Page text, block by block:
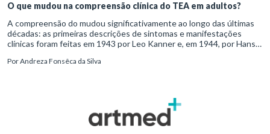
O que mudou na compreensão clínica do TEA em adultos?
A compreensão do mudou significativamente ao longo das últimas
décadas: as primeiras descrições de sintomas e manifestações
clínicas foram feitas em 1943 por Leo Kanner e, em 1944, por Hans
PorAndreza Fonsêca da Silva